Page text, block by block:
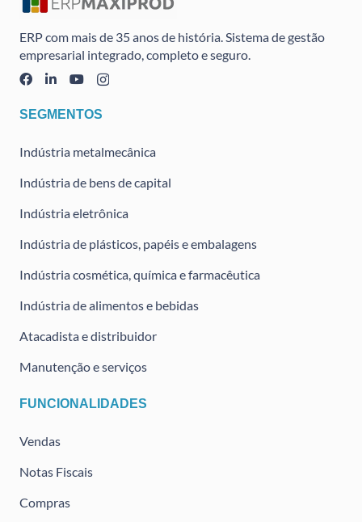
ERP com mais de 35 anos de história. Sistema de gestão
empresarial integrado, completo e seguro.
SEGMENTOS
Indústria metalmecânica
Indústria de bens de capital
Indústria eletrônica
Indústria de plásticos, papéis e embalagens
Indústria cosmética, química e farmacêutica
Indústria de alimentos e bebidas
Atacadista e distribuidor
Manutenção e serviços
FUNCIONALIDADES
Vendas
Notas Fiscais
Compras